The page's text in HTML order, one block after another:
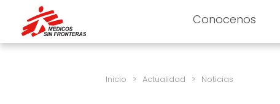
Conocenos
Inicio > Actualidad > Noticias